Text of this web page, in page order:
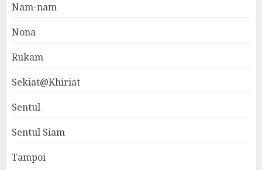
Nam-nam
Nona
Rukam
Sekiat@Khiriat
Sentul
Sentul Siam
Tampoi